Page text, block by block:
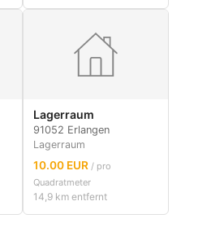
Lagerraum
91052 Erlangen
Lagerraum
10.00 EUR / pro
Quadratmeter
14,9 km entfernt